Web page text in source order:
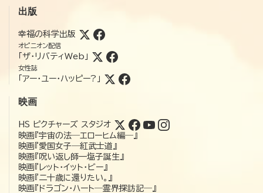
出版
幸福の科学出版
オピニオン配信
「ザ・リバティWeb」
女性誌
「アー・ユー・ハッピー?」
映画
HS ピクチャーズ スタジオ
映画『宇宙の法―エローヒム編―』
映画『愛国女子―紅武士道』
映画『呪い返し師—塩子誕生』
映画『レット・イット・ビー』
映画『二十歳に還りたい。』
映画『ドラゴン・ハート―霊界探訪記―』